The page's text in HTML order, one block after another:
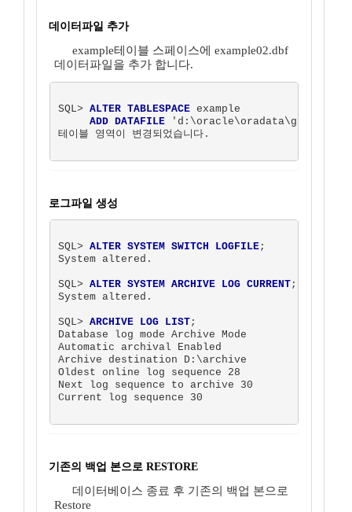
데이터파일 추가
example테이블 스페이스에 example02.dbf
데이터파일을 추가 합니다.
SQL> ALTER TABLESPACE example
ADD DATAFILE
테이블 영역이 변경되었습니다.
로그파일 생성
SQL> ALTER SYSTEM SWITCH LOGFILE;
System altered.
SQL> ALTER SYSTEM ARCHIVE LOG CURRENT;
System altered.
SQL> ARCHIVE LOG LIST;
Database log mode Archive Mode
Automatic archival Enabled
Archive destination D:\archive
Oldest online log sequence 28
Next log sequence to archive 30
Current log sequence 30
기존의 백업 본으로 RESTORE
데이터베이스 종료 후 기존의 백업 본으로
Restore